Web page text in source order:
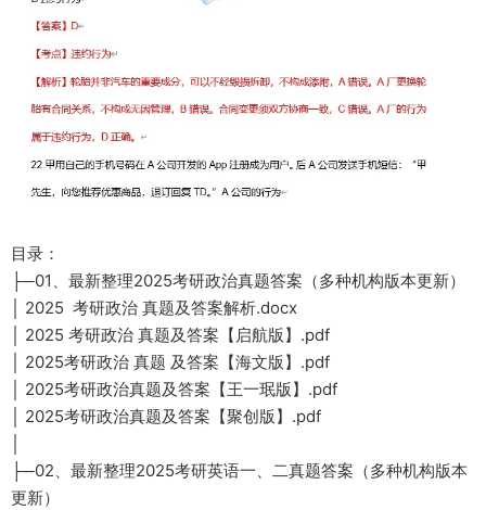
目录：
├─01、最新整理2025考研政治真题答案（多种机构版本更新）
│ 2025 考研政治 真题及答案解析.docx
│ 2025 考研政治 真题及答案【启航版】.pdf
│ 2025考研政治 真题 及答案【海文版】.pdf
│ 2025考研政治真题及答案【王一珉版】.pdf
│ 2025考研政治真题及答案【聚创版】.pdf
├─02、最新整理2025考研英语一、二真题答案（多种机构版本
更新）